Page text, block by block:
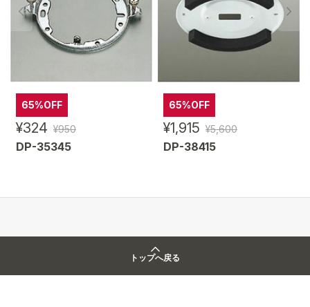
65%OFF
¥324 ¥950
DP-35345
65%OFF
¥1,915 ¥5,600
DP-38415
トップへ戻る